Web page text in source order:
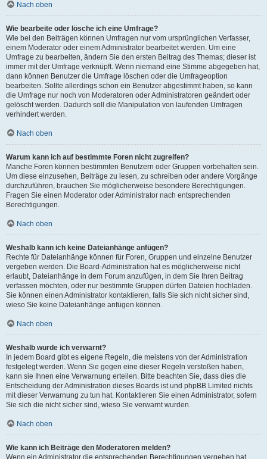
Nach oben
Wie bearbeite oder lösche ich eine Umfrage?
Wie bei den Beiträgen können Umfragen nur vom ursprünglichen Verfasser,
einem Moderator oder einem Administrator bearbeitet werden. Um eine
Umfrage zu bearbeiten, ändern Sie den ersten Beitrag des Themas; dieser ist
immer mit der Umfrage verknüpft. Wenn niemand eine Stimme abgegeben hat,
dann können Benutzer die Umfrage löschen oder die Umfrageoption
bearbeiten. Sollte allerdings schon ein Benutzer abgestimmt haben, so kann
die Umfrage nur noch von Moderatoren oder Administratoren geändert oder
gelöscht werden. Dadurch soll die Manipulation von laufenden Umfragen
verhindert werden.
Nach oben
Warum kann ich auf bestimmte Foren nicht zugreifen?
Manche Foren können bestimmten Benutzern oder Gruppen vorbehalten sein.
Um diese einzusehen, Beiträge zu lesen, zu schreiben oder andere Vorgänge
durchzuführen, brauchen Sie möglicherweise besondere Berechtigungen.
Fragen Sie einen Moderator oder Administrator nach entsprechenden
Berechtigungen.
Nach oben
Weshalb kann ich keine Dateianhänge anfügen?
Rechte für Dateianhänge können für Foren, Gruppen und einzelne Benutzer
vergeben werden. Die Board-Administration hat es möglicherweise nicht
erlaubt, Dateianhänge in dem Forum anzufügen, in dem Sie Ihren Beitrag
verfassen möchten, oder nur bestimmte Gruppen dürfen Dateien hochladen.
Sie können einen Administrator kontaktieren, falls Sie sich nicht sicher sind,
wieso Sie keine Dateianhänge anfügen können.
Nach oben
Weshalb wurde ich verwarnt?
In jedem Board gibt es eigene Regeln, die meistens von der Administration
festgelegt werden. Wenn Sie gegen eine dieser Regeln verstoßen haben,
kann sie Ihnen eine Verwarnung erteilen. Bitte beachten Sie, dass dies die
Entscheidung der Administration dieses Boards ist und phpBB Limited nichts
mit dieser Verwarnung zu tun hat. Kontaktieren Sie einen Administrator, sofern
Sie sich die nicht sicher sind, wieso Sie verwarnt wurden.
Nach oben
Wie kann ich Beiträge den Moderatoren melden?
Wenn ein Administrator die entsprechenden Berechtigungen vergeben hat,